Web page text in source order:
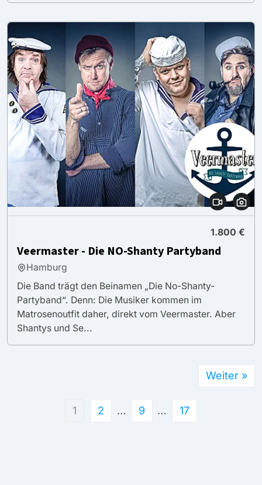
1.800 €
Veermaster - Die NO-Shanty Partyband
Hamburg
Die Band trägt den Beinamen „Die No-Shanty-
Partyband“. Denn: Die Musiker kommen im
Matrosenoutfit daher, direkt vom Veermaster. Aber
Shantys und Se...
1 2 … 9 … 17
Weiter »